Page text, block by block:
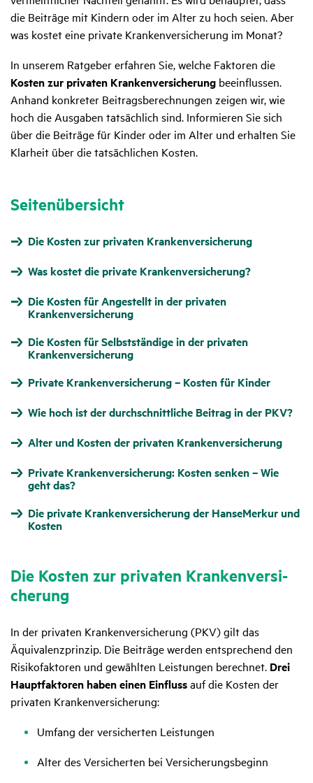
die Beiträge mit Kindern oder im Alter zu hoch seien. Aber
was kostet eine private Krankenversicherung im Monat?
In unserem Ratgeber erfahren Sie, welche Faktoren die
Kosten zur privaten Krankenversicherung beeinflussen.
Anhand konkreter Beitragsberechnungen zeigen wir, wie
hoch die Ausgaben tatsächlich sind. Informieren Sie sich
über die Beiträge für Kinder oder im Alter und erhalten Sie
Klarheit über die tatsächlichen Kosten.
Seitenübersicht
Die Kosten zur privaten Krankenversicherung
Was kostet die private Krankenversicherung?
Die Kosten für Angestellt in der privaten
Krankenversicherung
Die Kosten für Selbstständige in der privaten
Krankenversicherung
Private Krankenversicherung – Kosten für Kinder
Wie hoch ist der durchschnittliche Beitrag in der PKV?
Alter und Kosten der privaten Krankenversicherung
Private Krankenversicherung: Kosten senken – Wie
geht das?
Die private Krankenversicherung der HanseMerkur und
Kosten
Die Kosten zur privaten Kran­ken­ver­si­
che­rung
In der privaten Krankenversicherung (PKV) gilt das
Äquivalenzprinzip. Die Beiträge werden entsprechend den
Risikofaktoren und gewählten Leistungen berechnet. Drei
Hauptfaktoren haben einen Einflussauf die Kosten der
privaten Krankenversicherung:
Umfang der versicherten Leistungen
Alter des Versicherten bei Versicherungsbeginn